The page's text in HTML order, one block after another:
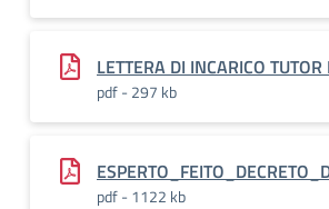
LETTERA DI INCARICO
pdf - 297 kb
pdf - 1122 kb